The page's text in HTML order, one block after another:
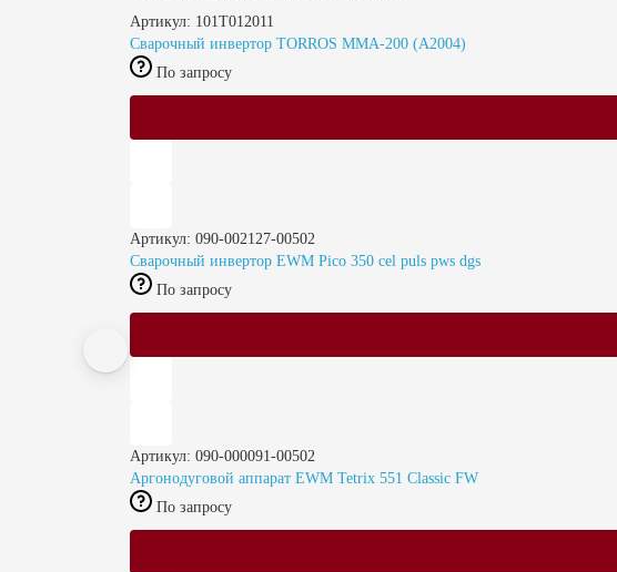
Артикул: 101T012011
Сварочный инвертор TORROS ММА-200 (A2004)
По запросу
Артикул: 090-002127-00502
Сварочный инвертор EWM Pico 350 cel puls pws dgs
По запросу
Артикул: 090-000091-00502
Аргонодуговой аппарат EWM Tetrix 551 Classic FW
По запросу